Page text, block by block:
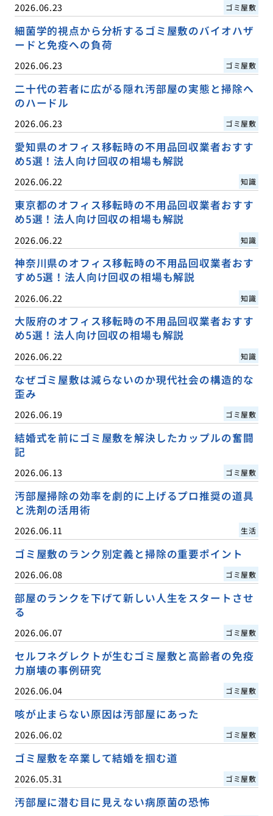
2026.06.23 ゴミ屋敷
細菌学的視点から分析するゴミ屋敷のバイオハザ
ードと免疫への負荷
2026.06.23 ゴミ屋敷
二十代の若者に広がる隠れ汚部屋の実態と掃除へ
のハードル
2026.06.23 ゴミ屋敷
愛知県のオフィス移転時の不用品回収業者おすす
め5選！法人向け回収の相場も解説
2026.06.22 知識
東京都のオフィス移転時の不用品回収業者おすす
め5選！法人向け回収の相場も解説
2026.06.22 知識
神奈川県のオフィス移転時の不用品回収業者おす
すめ5選！法人向け回収の相場も解説
2026.06.22 知識
大阪府のオフィス移転時の不用品回収業者おすす
め5選！法人向け回収の相場も解説
2026.06.22 知識
なぜゴミ屋敷は減らないのか現代社会の構造的な
歪み
2026.06.19 ゴミ屋敷
結婚式を前にゴミ屋敷を解決したカップルの奮闘
記
2026.06.13 ゴミ屋敷
汚部屋掃除の効率を劇的に上げるプロ推奨の道具
と洗剤の活用術
2026.06.11 生活
ゴミ屋敷のランク別定義と掃除の重要ポイント
2026.06.08 ゴミ屋敷
部屋のランクを下げて新しい人生をスタートさせ
る
2026.06.07 ゴミ屋敷
セルフネグレクトが生むゴミ屋敷と高齢者の免疫
力崩壊の事例研究
2026.06.04 ゴミ屋敷
咳が止まらない原因は汚部屋にあった
2026.06.02 ゴミ屋敷
ゴミ屋敷を卒業して結婚を掴む道
2026.05.31 ゴミ屋敷
汚部屋に潜む目に見えない病原菌の恐怖